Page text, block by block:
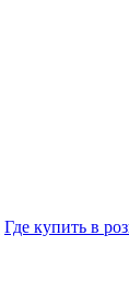
Где купить в